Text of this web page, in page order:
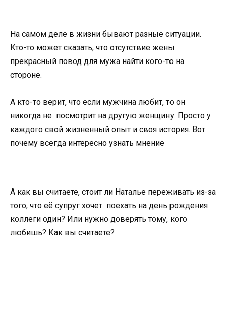
На самом деле в жизни бывают разные ситуации.
Кто-то может сказать, что отсутствие жены
прекрасный повод для мужа найти кого-то на
стороне.
А кто-то верит, что если мужчина любит, то он
никогда не посмотрит на другую женщину. Просто у
каждого свой жизненный опыт и своя история. Вот
почему всегда интересно узнать мнение
А как вы считаете, стоит ли Наталье переживать из-за
того, что её супруг хочет поехать на день рождения
коллеги один? Или нужно доверять тому, кого
любишь? Как вы считаете?